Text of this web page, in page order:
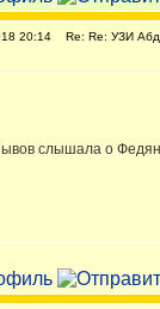
20:14 Re: Re: УЗИ
слышала о